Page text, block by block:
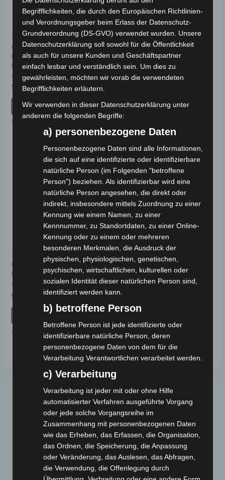
Kostenloser Versand
CARGO VOLT
BREMSTROMMEL
HINTERACHSE
Bewertet
mit
0
159,00€ *
IN DEN WARENKORB
CARGO VOLT
Kostenloser Versand
CARGO VOLT
STEUERGERÄT 2000W
Bewertet
259,00 € *
CARGO VOLT
Kostenloser Versand
CARGO VOLT 72V
LADEGERÄT
Bewertet
0
99,00
IN DEN WARENKORB
CARGO VOLT
Webseite
Begrifflichkeiten, die durch den Europäischen Richtlinien-
und Verordnungsgeber beim Erlass der Datenschutz-
Grundverordnung (DS-GVO) verwendet wurden. Unsere
Datenschutzerklärung soll sowohl für die Öffentlichkeit
als auch für unsere Kunden und Geschäftspartner
einfach lesbar und verständlich sein. Um dies zu
gewährleisten, möchten wir vorab die verwendeten
Begrifflichkeiten erläutern.
Wir verwenden in dieser Datenschutzerklärung unter
anderem die folgenden Begriffe:
a) personenbezogene Daten
Personenbezogene Daten sind alle Informationen,
die sich auf eine identifizierte oder identifizierbare
natürliche Person (im Folgenden "betroffene
Person") beziehen. Als identifizierbar wird eine
natürliche Person angesehen, die direkt oder
indirekt, insbesondere mittels Zuordnung zu einer
Kennung wie einem Namen, zu einer
Kennnummer, zu Standortdaten, zu einer Online-
Kennung oder zu einem oder mehreren
besonderen Merkmalen, die Ausdruck der
physischen, physiologischen, genetischen,
psychischen, wirtschaftlichen, kulturellen oder
sozialen Identität dieser natürlichen Person sind,
identifiziert werden kann.
b) betroffene Person
Betroffene Person ist jede identifizierte oder
identifizierbare natürliche Person, deren
personenbezogene Daten von dem für die
Verarbeitung Verantwortlichen verarbeitet werden.
c) Verarbeitung
Verarbeitung ist jeder mit oder ohne Hilfe
automatisierter Verfahren ausgeführte Vorgang
oder jede solche Vorgangsreihe im
Zusammenhang mit personenbezogenen Daten
wie das Erheben, das Erfassen, die Organisation,
das Ordnen, die Speicherung, die Anpassung
oder Veränderung, das Auslesen, das Abfragen,
die Verwendung, die Offenlegung durch